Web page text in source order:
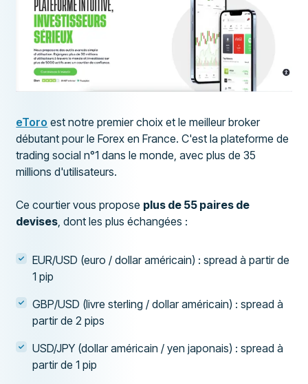
eToro est notre premier choix et le meilleur broker
débutant pour le Forex en France. C'est la plateforme de
trading social n°1 dans le monde, avec plus de 35
millions d'utilisateurs.
Ce courtier vous propose plus de 55 paires de
devises , dont les plus échangées :
EUR/USD (euro / dollar américain) : spread à partir de
1 pip
GBP/USD (livre sterling / dollar américain) : spread à
partir de 2 pips
USD/JPY (dollar américain / yen japonais) : spread à
partir de 1 pip